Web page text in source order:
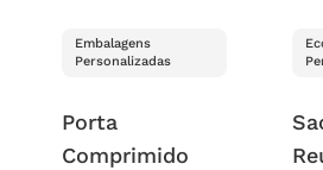
Embalagens
Personalizadas
Porta
Comprimido